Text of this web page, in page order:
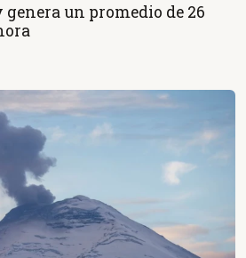
genera un promedio de 26